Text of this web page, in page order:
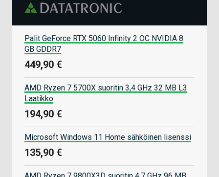
Palit GeForce RTX 5060 Infinity 2 OC NVIDIA 8
GB GDDR7
449,90 €
AMD Ryzen 7 5700X suoritin 3,4 GHz 32 MB L3
Laatikko
194,90 €
Microsoft Windows 11 Home sähköinen lisenssi
135,90 €